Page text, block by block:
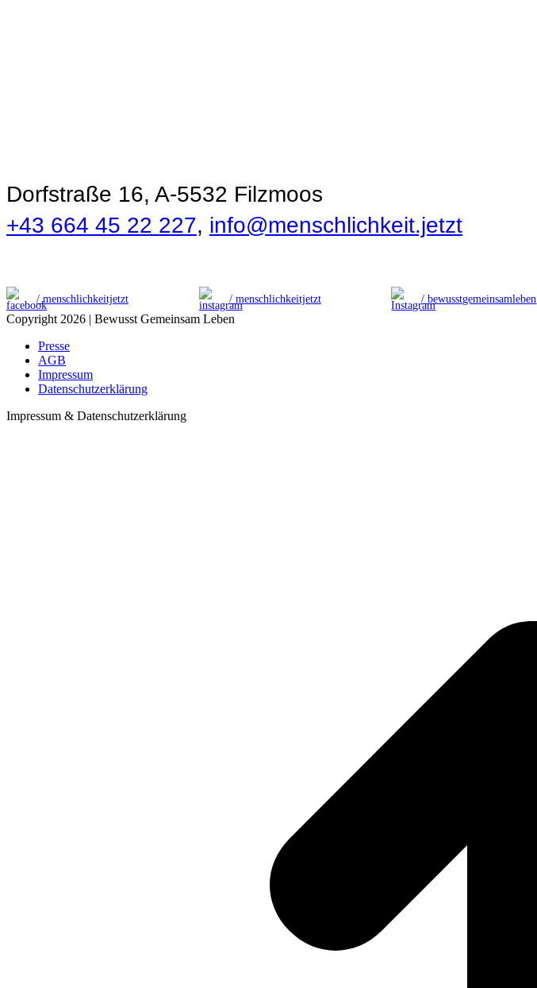
Dorfstraße 16, A-5532 Filzmoos
+43 664 45 22 227, info@menschlichkeit.jetzt
/ menschlichkeitjetzt / menschlichkeitjetzt / bewusstgemeinsamleben
Copyright 2026 | Bewusst Gemeinsam Leben
Presse
AGB
Impressum
Datenschutzerklärung
Impressum & Datenschutzerklärung